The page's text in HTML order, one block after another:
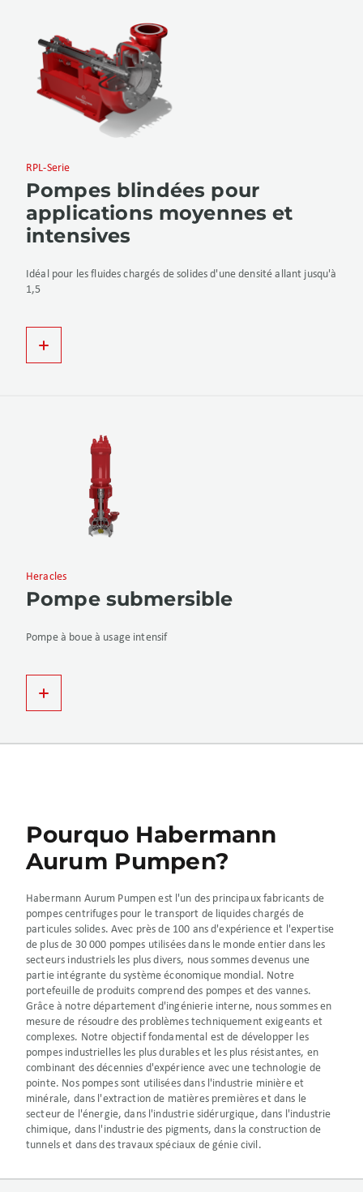
RPL-Serie
Pompes blindées pour
applications moyennes et
intensives
Idéal pour les fluides chargés de solides d'une densité allant jusqu'à
1,5
Heracles
Pompe submersible
Pompe à boue à usage intensif
Pourquo Habermann
Aurum Pumpen?
Habermann Aurum Pumpen est l'un des principaux fabricants de
pompes centrifuges pour le transport de liquides chargés de
particules solides. Avec près de 100 ans d'expérience et l'expertise
de plus de 30 000 pompes utilisées dans le monde entier dans les
secteurs industriels les plus divers, nous sommes devenus une
partie intégrante du système économique mondial. Notre
portefeuille de produits comprend des pompes et des vannes.
Grâce à notre département d'ingénierie interne, nous sommes en
mesure de résoudre des problèmes techniquement exigeants et
complexes. Notre objectif fondamental est de développer les
pompes industrielles les plus durables et les plus résistantes, en
combinant des décennies d'expérience avec une technologie de
pointe. Nos pompes sont utilisées dans l'industrie minière et
minérale, dans l'extraction de matières premières et dans le
secteur de l'énergie, dans l'industrie sidérurgique, dans l'industrie
chimique, dans l'industrie des pigments, dans la construction de
tunnels et dans des travaux spéciaux de génie civil.